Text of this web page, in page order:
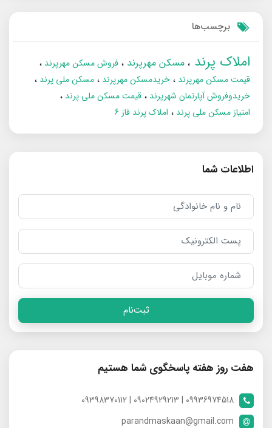
برچسب‌ها
املاک پرند مسکن مهرپرند
فروش مسکن مهرپرند
قیمت مسکن مهرپرند
خریدمسکن مهرپرند
مسکن ملی پرند
خریدوفروش آپارتمان شهرپرند
قیمت مسکن ملی پرند
امتیاز مسکن ملی پرند
املاک پرند فاز 6
اطلاعات شما
ثبت‌نام
هفت روز هفته پاسخگوی شما هستیم
09936974518 | 09024929213 | 09398370112
parandmaskaan@gmail.com